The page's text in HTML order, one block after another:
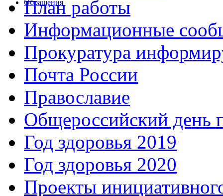
Обращения
План работы
Информационные
Прокуратура
Почта России
Православие
Общероссийский день
Год здоровья 2019
Год здоровья 2020
Проекты